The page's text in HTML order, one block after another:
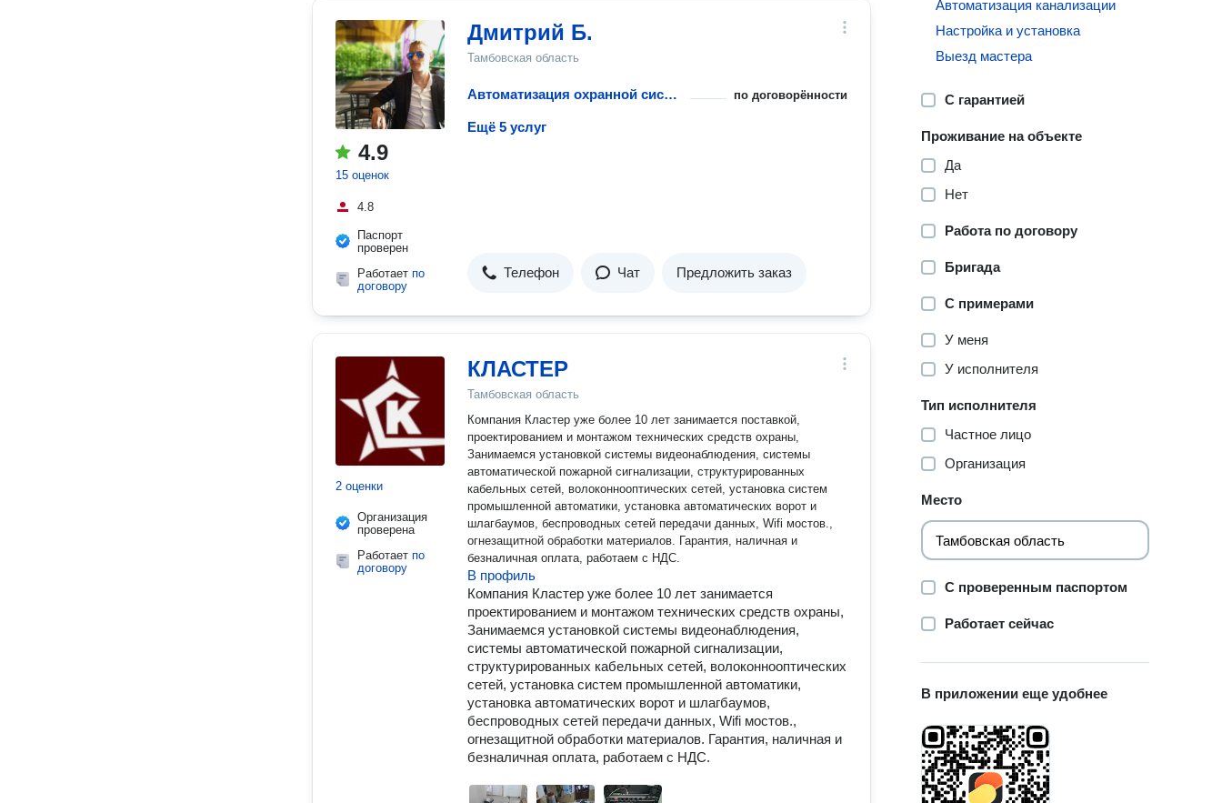
4.9
15 оценок
4.8
Паспорт
проверен
Работает по
договору
Дмитрий Б.
Тамбовская область
Автоматизация охранной системы по договорённости
Ещё 5 услуг
Телефон Чат Предложить заказ
2 оценки
Организация
проверена
Работает по
договору
КЛАСТЕР
Тамбовская область
Компания Кластер уже более 10 лет занимается поставкой,
проектированием и монтажом технических средств охраны,
Занимаемся установкой системы видеонаблюдения, системы
автоматической пожарной сигнализации, структурированных
кабельных сетей, волоконнооптических сетей, установка систем
промышленной автоматики, установка автоматических ворот и
шлагбаумов, беспроводных сетей передачи данных, Wifi мостов.,
огнезащитной обработки материалов. Гарантия, наличная и
безналичная оплата, работаем с НДС.
В профиль
Компания Кластер уже более 10 лет занимается
проектированием и монтажом технических средств охраны,
Занимаемся установкой системы видеонаблюдения,
системы автоматической пожарной сигнализации,
структурированных кабельных сетей, волоконнооптических
сетей, установка систем промышленной автоматики,
установка автоматических ворот и шлагбаумов,
беспроводных сетей передачи данных, Wifi мостов.,
огнезащитной обработки материалов. Гарантия, наличная и
безналичная оплата, работаем с НДС.
Автоматизация канализации
Настройка и установка
Выезд мастера
С гарантией
Проживание на объекте
Да
Нет
Работа по договору
Бригада
С примерами
У меня
У исполнителя
Тип исполнителя
Частное лицо
Организация
Место
С проверенным паспортом
Работает сейчас
В приложении еще удобнее